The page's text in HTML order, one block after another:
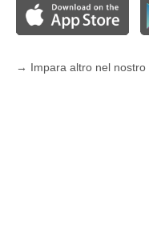
→ Impara altro nel nostro